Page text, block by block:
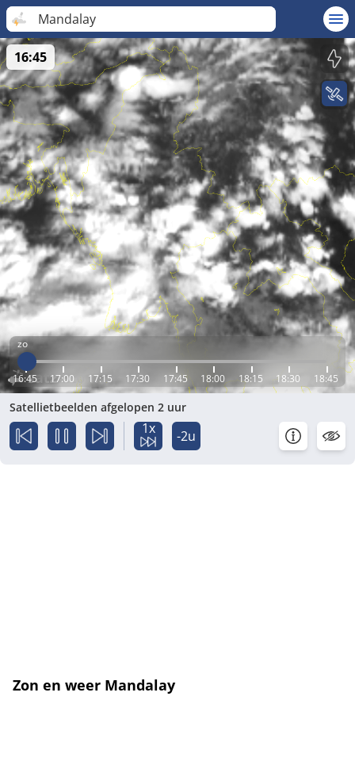
Mandalay
zo
16:45 17:00 17:15 17:30 17:45 18:00 18:15 18:30 18:45
16:45
Satellietbeelden afgelopen 2 uur
1x -2u
Zon en weer Mandalay